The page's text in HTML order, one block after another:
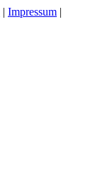
| Impressum |